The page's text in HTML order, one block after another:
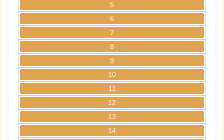
5
6
7
8
9
10
11
12
13
14